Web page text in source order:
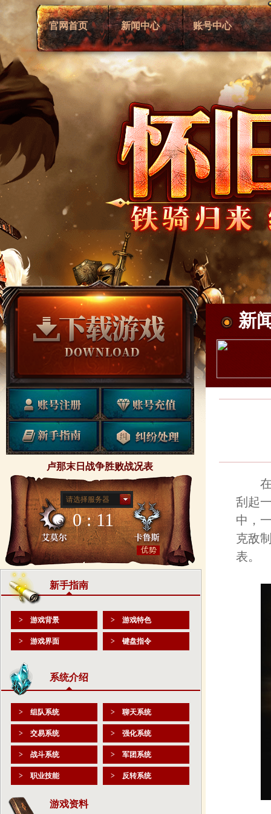
官网首页 新闻中心 账号中心
综合新闻
新闻动态
游戏公告
活动资讯
论坛推荐
注册账号
账号充值
客服中心
交易平台
VIP大客户介绍
卢那末日战争胜败战况表
请选择服务器
0 : 11
新手指南
> 游戏背景 > 游戏特色
> 游戏界面 > 键盘指令
系统介绍
> 组队系统 > 聊天系统
> 交易系统 > 强化系统
> 战斗系统 > 军团系统
> 职业技能 > 反转系统
游戏资料
新
在这
刮起
中，
克敌
表。